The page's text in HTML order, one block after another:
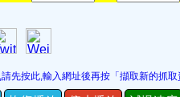
先按此,輸入網址後再按「擷取新的抓取